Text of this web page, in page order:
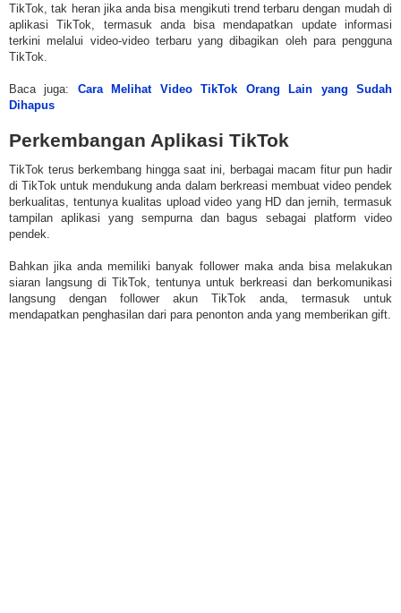
TikTok, tak heran jika anda bisa mengikuti trend terbaru dengan mudah di
aplikasi TikTok, termasuk anda bisa mendapatkan update informasi
terkini melalui video-video terbaru yang dibagikan oleh para pengguna
TikTok.
Baca juga: Cara Melihat Video TikTok Orang Lain yang Sudah
Dihapus
Perkembangan Aplikasi TikTok
TikTok terus berkembang hingga saat ini, berbagai macam fitur pun hadir
di TikTok untuk mendukung anda dalam berkreasi membuat video pendek
berkualitas, tentunya kualitas upload video yang HD dan jernih, termasuk
tampilan aplikasi yang sempurna dan bagus sebagai platform video
pendek.
Bahkan jika anda memiliki banyak follower maka anda bisa melakukan
siaran langsung di TikTok, tentunya untuk berkreasi dan berkomunikasi
langsung dengan follower akun TikTok anda, termasuk untuk
mendapatkan penghasilan dari para penonton anda yang memberikan gift.